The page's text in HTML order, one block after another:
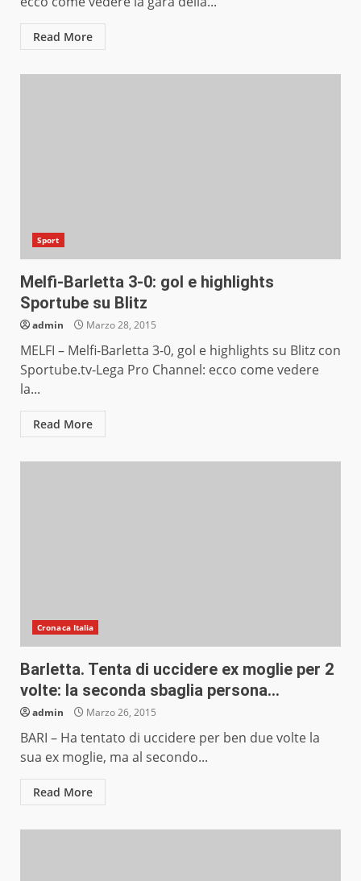
Read More
Sport
Melfi-Barletta 3-0: gol e highlights
Sportube su Blitz
admin Marzo 28, 2015
MELFI – Melfi-Barletta 3-0, gol e highlights su Blitz con
Sportube.tv-Lega Pro Channel: ecco come vedere
la...
Read More
Cronaca Italia
Barletta. Tenta di uccidere ex moglie per 2
volte: la seconda sbaglia persona…
admin Marzo 26, 2015
BARI – Ha tentato di uccidere per ben due volte la
sua ex moglie, ma al secondo...
Read More